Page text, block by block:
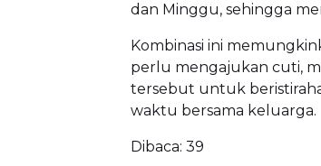
dan Minggu, sehingga
Kombinasi ini
perlu mengajukan cuti,
tersebut untuk
waktu bersama keluarga.
Dibaca: 39